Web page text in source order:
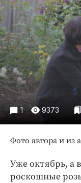
Общество
Погода
Праздники
Спорт
Экономика
ПРОЕКТЫ
Блоги
Издания
1 9373
Фото автора и из
Уже октябрь, а
роскошные